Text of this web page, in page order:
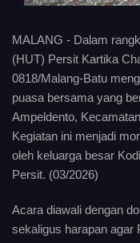
MALANG - Dalam
(HUT) Persit Kartika
0818/Malang-Batu
puasa bersama yang
Ampeldento,
Kegiatan ini menjadi
oleh keluarga besar
Persit. (03/2026)
Acara diawali dengan
sekaligus harapan agar